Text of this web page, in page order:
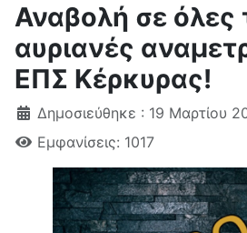
Αναβολή σε όλες
αυριανές
ΕΠΣ Κέρκυρας!
Δημοσιεύθηκε : 19 Μαρτίου
Εμφανίσεις: 1017